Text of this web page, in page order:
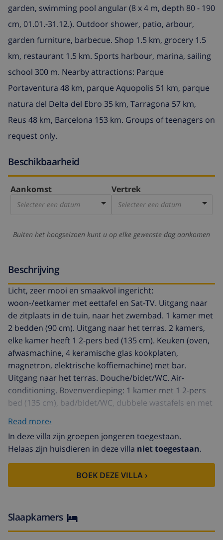
garden, swimming pool angular (8 x 4 m, depth 80 - 190
cm, 01.01.-31.12.). Outdoor shower, patio, arbour,
garden furniture, barbecue. Shop 1.5 km, grocery 1.5
km, restaurant 1.5 km. Sports harbour, marina, sailing
school 300 m. Nearby attractions: Parque
Portaventura 48 km, parque Aquopolis 51 km, parque
natura del Delta del Ebro 35 km, Tarragona 57 km,
Reus 48 km, Barcelona 153 km. Groups of teenagers on
request only.
Beschikbaarheid
Aankomst
Selecteer een datum
Vertrek
Selecteer een datum
Buiten het hoogseizoen kunt u op elke gewenste dag aankomen
Beschrijving
Licht, zeer mooi en smaakvol ingericht:
woon-/eetkamer met eettafel en Sat-TV. Uitgang naar
de zitplaats in de tuin, naar het zwembad. 1 kamer met
2 bedden (90 cm). Uitgang naar het terras. 2 kamers,
elke kamer heeft 1 2-pers bed (135 cm). Keuken (oven,
afwasmachine, 4 keramische glas kookplaten,
magnetron, elektrische koffiemachine) met bar.
Uitgang naar het terras. Douche/bidet/WC. Air-
conditioning. Bovenverdieping: 1 kamer met 1 2-pers
bed (135 cm), bad/bidet/WC, dubbele wastafels en met
hoekbad. Uitgang naar het terras. 3 kamers, elke
kamer heeft 2 bedden (90 cm). 1 kamer met 4 bedden
(90 cm). 2 bad/bidet/WC's. Air-conditioning. 2
terrassen, groot tuin, gazon. Terrasmeubelen,
barbecue, loggia. Mooi uitzicht op zee. Ter beschikking:
wasmachine, strijkijzer, haardroger. Internet (Internet
(WiFi), gratis). Garage bij het huis. Let op: 1 slaapkamer
Rocas Doradas 1 km van L'Ametlla de Mar: Groot, zeer
mooi, gezellige villa "Bon Capó", van 2 verdiepingen,
Read more›
In deze villa zijn groepen jongeren toegestaan.
Helaas zijn huisdieren in deze villa niet toegestaan.
BOEK DEZE VILLA ›
Slaapkamers